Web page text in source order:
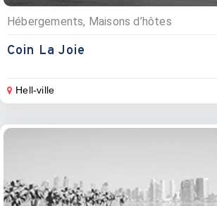
Hébergements, Maisons d’hôtes
Coin La Joie
Hell-ville